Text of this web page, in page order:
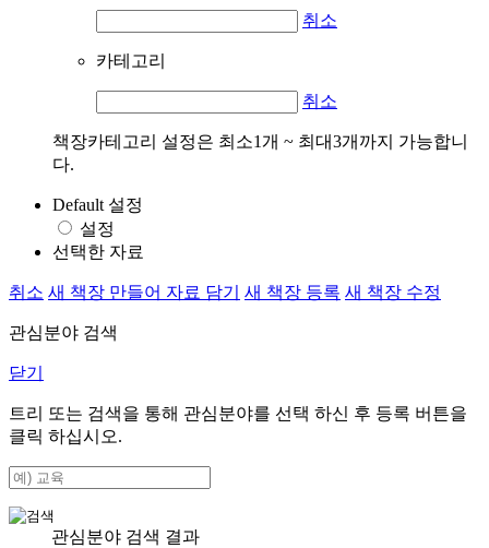
취소
카테고리
취소
책장카테고리 설정은 최소1개 ~ 최대3개까지 가능합니
다.
Default 설정
설정
선택한 자료
취소 새 책장 만들어 자료 담기 새 책장 등록 새 책장 수정
관심분야 검색
닫기
트리 또는 검색을 통해 관심분야를 선택 하신 후 등록 버튼을
클릭 하십시오.
관심분야 검색 결과